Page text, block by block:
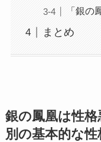
「銀の
まとめ
銀の鳳凰は性
別の基本的な性